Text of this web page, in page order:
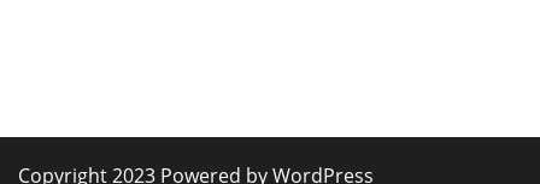
Copyright 2023 Powered by WordPress